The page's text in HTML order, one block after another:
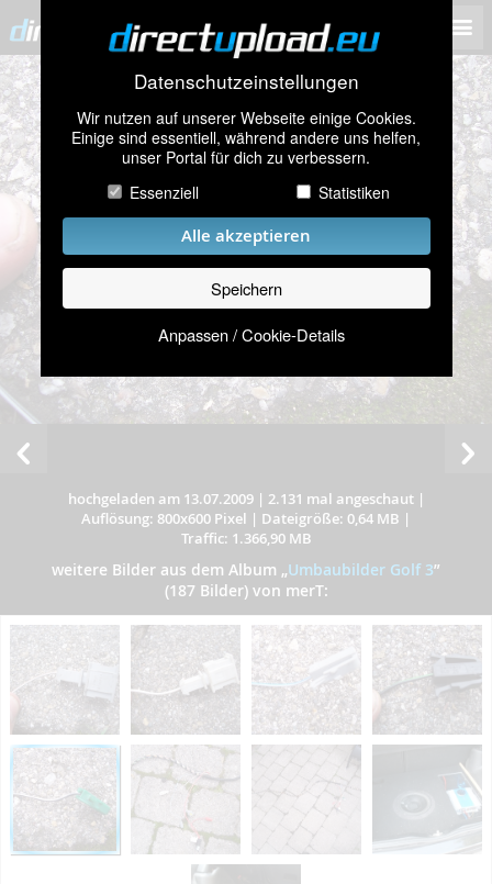
Datenschutzeinstellungen
Wir nutzen auf unserer Webseite einige Cookies.
Einige sind essentiell, während andere uns helfen,
unser Portal für dich zu verbessern.
Essenziell
Statistiken
Alle akzeptieren
Speichern
Anpassen / Cookie-Details
hochgeladen am 13.07.2009| 2.131 mal angeschaut|
Auflösung: 800x600 Pixel | Dateigröße: 0,64 MB |
Traffic: 1.366,90 MB
weitere Bilder aus dem Album „Umbaubilder Golf 3”
(187 Bilder) von merT: